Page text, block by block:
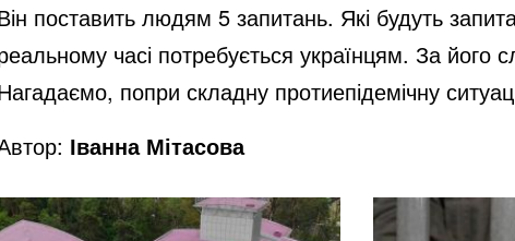
поставить людям 5 запитань. Які будуть
часі потребується українцям. За
попри складну протиепідемічну
Іванна Мітасова